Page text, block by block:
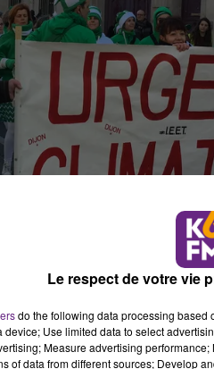
Le respect de votre vie
do the following data processing based
device; Use limited data to select
Measure advertising
of data from different sources; Develop